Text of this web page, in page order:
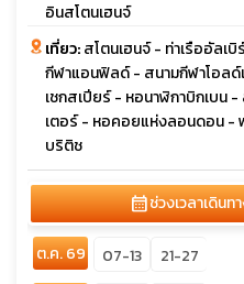
ก.ย. 69
วันหยุดพิเศษlocal_fire_departmentโปรไฟไหม้confirmation_numberที่เหลือน้อย
เริ่มต้น 67,888 ฿